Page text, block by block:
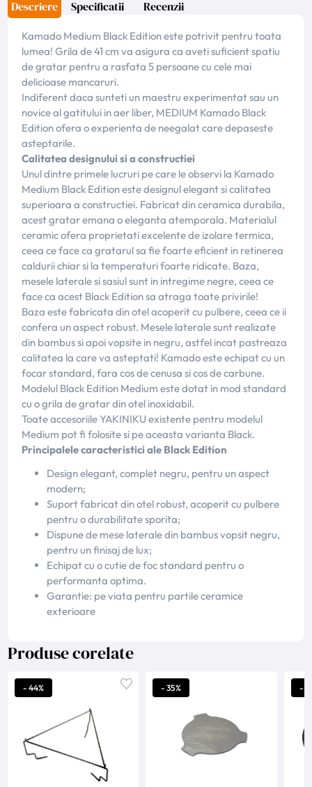
Descriere Specificatii Recenzii
Kamado Medium Black Edition este potrivit pentru toata
lumea! Grila de 41 cm va asigura ca aveti suficient spatiu
de gratar pentru a rasfata 5 persoane cu cele mai
delicioase mancaruri.
Indiferent daca sunteti un maestru experimentat sau un
novice al gatitului in aer liber, MEDIUM Kamado Black
Edition ofera o experienta de neegalat care depaseste
asteptarile.
Calitatea designului si a constructiei
Unul dintre primele lucruri pe care le observi la Kamado
Medium Black Edition este designul elegant si calitatea
superioara a constructiei. Fabricat din ceramica durabila,
acest gratar emana o eleganta atemporala. Materialul
ceramic ofera proprietati excelente de izolare termica,
ceea ce face ca gratarul sa fie foarte eficient in retinerea
caldurii chiar si la temperaturi foarte ridicate. Baza,
mesele laterale si sasiul sunt in intregime negre, ceea ce
face ca acest Black Edition sa atraga toate privirile!
Baza este fabricata din otel acoperit cu pulbere, ceea ce ii
confera un aspect robust. Mesele laterale sunt realizate
din bambus si apoi vopsite in negru, astfel incat pastreaza
calitatea la care va asteptati! Kamado este echipat cu un
focar standard, fara cos de cenusa si cos de carbune.
Modelul Black Edition Medium este dotat in mod standard
cu o grila de gratar din otel inoxidabil.
Toate accesoriile YAKINIKU existente pentru modelul
Medium pot fi folosite si pe aceasta varianta Black.
Principalele caracteristici ale Black Edition
Design elegant, complet negru, pentru un aspect
modern;
Suport fabricat din otel robust, acoperit cu pulbere
pentru o durabilitate sporita;
Dispune de mese laterale din bambus vopsit negru,
pentru un finisaj de lux;
Echipat cu o cutie de foc standard pentru o
performanta optima.
Garantie: pe viata pentru partile ceramice
exterioare
Produse corelate
- 44% - 35% -